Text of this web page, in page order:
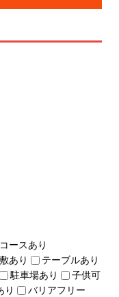
コースあり
あり
テーブルあり
駐車場あり
子供可
り
バリアフリー